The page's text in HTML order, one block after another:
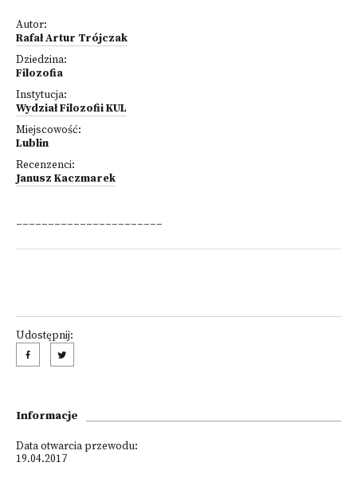
Autor:
Rafał Artur Trójczak
Dziedzina:
Filozofia
Instytucja:
Wydział Filozofii KUL
Miejscowość:
Lublin
Recenzenci:
Janusz Kaczmarek
_______________________
Udostępnij:
Informacje
Data otwarcia przewodu:
19.04.2017